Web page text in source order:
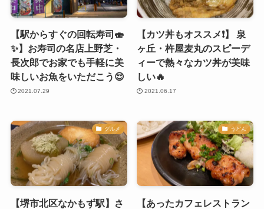
【駅からすぐの回転寿司🍣
✨】お寿司の名店上野芝・
長次郎でお家でも手軽に美
味しいお魚をいただこう😌
2021.07.29
【カツ丼もオススメ❗️】 泉
ヶ丘・杵屋麦丸のスピーデ
ィーで熱々なカツ丼が美味
しい🔥
2021.06.17
グルメ
【堺市北区なかもず駅】さ
うどん
【あったカフェレストラン